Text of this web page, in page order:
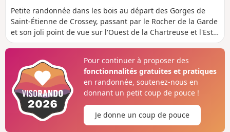
Petite randonnée dans les bois au départ des Gorges de
Saint-Étienne de Crossey, passant par le Rocher de la Garde
et son joli point de vue sur l'Ouest de la Chartreuse et l'Est
du Pays Voironnais.
Pour continuer à proposer des
fonctionnalités gratuites et pratiques
en randonnée, soutenez-nous en
donnant un petit coup de pouce !
Je donne un coup de pouce